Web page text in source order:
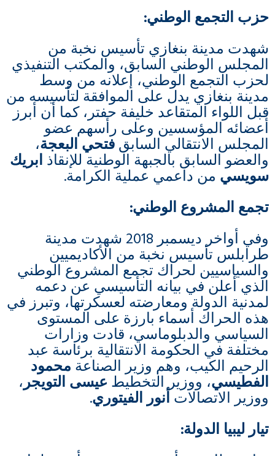
حزب التجمع الوطني:
شهدت مدينة بنغازي تأسيس نخبة من
المجلس الوطني السابق، والمكتب التنفيذي
لحزب التجمع الوطني، إعلانه من وسط
مدينة بنغازي يدل على الموافقة لتأسيسه من
قبل اللواء المتقاعد خليفة حفتر، كما أن أبرز
أعضائه المؤسسين وعلى رأسهم عضو
المجلس الانتقالي السابقفتحي البعجة،
والعضو السابق بالجبهة الوطنية للإنقاذ ابريك
سويسي من داعمي عملية الكرامة.
تجمع المشروع الوطني:
وفي أواخر ديسمبر 2018 شهدت مدينة
طرابلس تأسيس نخبة من الأكاديميين
والسياسيين لحراك تجمع المشروع الوطني
الذي أعلن في بيانه التأسيسي عن دعمه
لمدنية الدولة ومعارضته لعسكرتها، وتبرز في
هذه الحراك أسماء بارزة على المستوى
السياسي والدبلوماسي، قادت وزارات
مختلفة في الحكومة الانتقالية برئاسة عبد
الرحيم الكيب، وهم وزير الصناعة محمود
الفطيسي، ووزير التخطيط عيسى التويجر،
ووزير الاتصالات أنور الفيتوري.
تيار ليبيا الدولة: